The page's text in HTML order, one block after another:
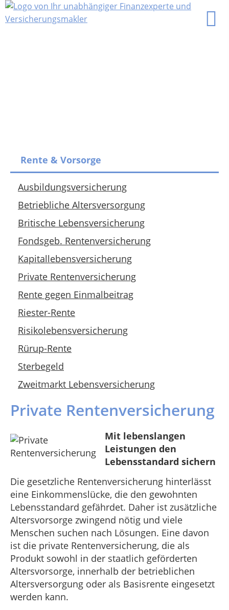
Rente & Vorsorge
Ausbildungsversicherung
Betriebliche Altersversorgung
Britische Lebensversicherung
Fondsgeb. Rentenversicherung
Kapitallebensversicherung
Private Rentenversicherung
Rente gegen Einmalbeitrag
Riester-Rente
Risikolebensversicherung
Rürup-Rente
Sterbegeld
Zweitmarkt Lebensversicherung
Private Rentenversicherung
Mit lebenslangen
Leistungen den
Lebensstandard sichern
Die gesetzliche Rentenversicherung hinterlässt
eine Einkommenslücke, die den gewohnten
Lebensstandard gefährdet. Daher ist zusätzliche
Altersvorsorge zwingend nötig und viele
Menschen suchen nach Lösungen. Eine davon
ist die private Rentenversicherung, die als
Produkt sowohl in der staatlich geförderten
Altersvorsorge, innerhalb der betrieblichen
Altersversorgung oder als Basisrente eingesetzt
werden kann.